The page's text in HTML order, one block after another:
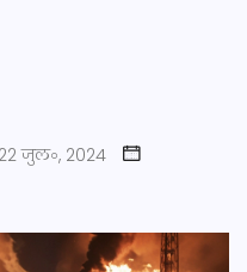
22 जुल॰, 2024